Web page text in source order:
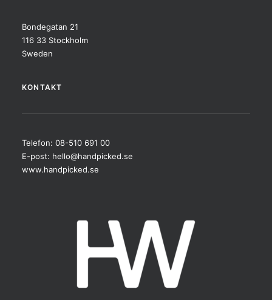
Bondegatan 21
116 33 Stockholm
Sweden
KONTAKT
Telefon: 08-510 691 00
E-post: hello@handpicked.se
www.handpicked.se